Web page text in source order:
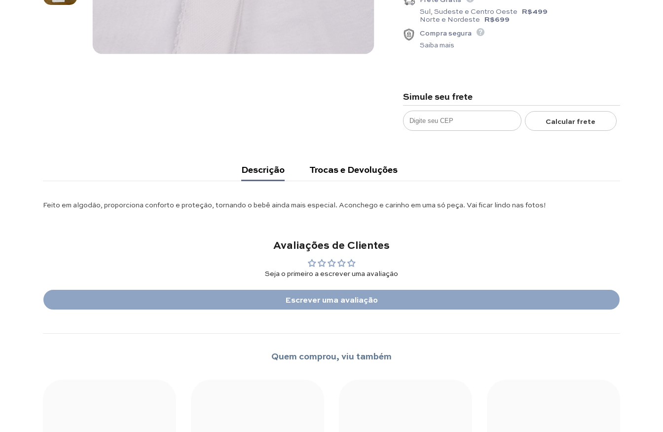
Sul, Sudeste e Centro Oeste R$499
Norte e Nordeste R$699
Compra segura
Saiba mais
Simule seu frete
Calcular frete
Descrição Trocas e Devoluções
Feito em algodão, proporciona conforto e proteção, tornando o bebê ainda mais especial. Aconchego e carinho em uma só peça. Vai ficar lindo nas fotos!
Avaliações de Clientes
Seja o primeiro a escrever uma avaliação
Escrever uma avaliação
Quem comprou, viu também